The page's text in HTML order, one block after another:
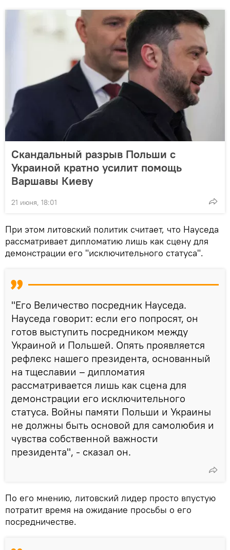
Скандальный разрыв Польши с
Украиной кратно усилит помощь
Варшавы Киеву
21 июня, 18:01
При этом литовский политик считает, что Науседа
рассматривает дипломатию лишь как сцену для
демонстрации его "исключительного статуса".
"Его Величество посредник Науседа.
Науседа говорит: если его попросят, он
готов выступить посредником между
Украиной и Польшей. Опять проявляется
рефлекс нашего президента, основанный
на тщеславии – дипломатия
рассматривается лишь как сцена для
демонстрации его исключительного
статуса. Войны памяти Польши и Украины
не должны быть основой для самолюбия и
чувства собственной важности
президента", - сказал он.
По его мнению, литовский лидер просто впустую
потратит время на ожидание просьбы о его
посредничестве.